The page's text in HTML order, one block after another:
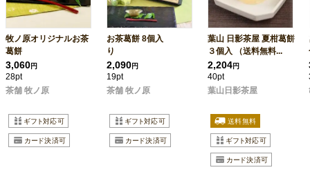
牧ノ原オリジナルお茶
葛餅
3,060円
28pt
茶舗 牧ノ原
お茶葛餅 8個入
り
2,090円
19pt
茶舗 牧ノ原
葉山 日影茶屋 夏柑葛餅
３個入 （送料無料...
2,204円
40pt
葉山日影茶屋